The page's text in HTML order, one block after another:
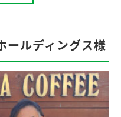
ールディングス様